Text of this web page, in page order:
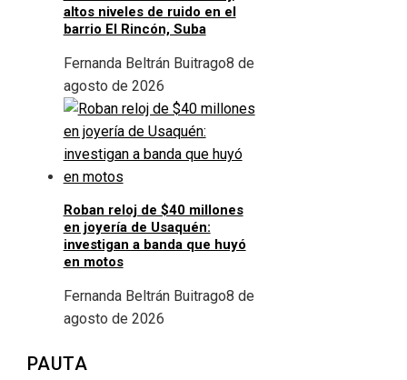
altos niveles de ruido en el
barrio El Rincón, Suba
Fernanda Beltrán Buitrago8 de
agosto de 2026
Roban reloj de $40 millones
en joyería de Usaquén:
investigan a banda que huyó
en motos
Fernanda Beltrán Buitrago8 de
agosto de 2026
PAUTA